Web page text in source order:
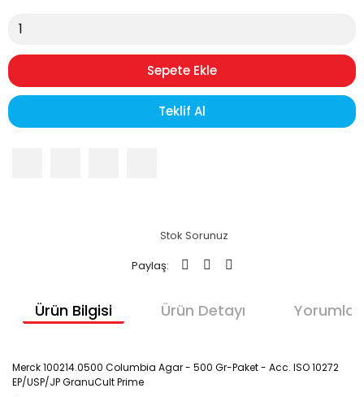
Sepete Ekle
Teklif Al
Stok Sorunuz
Paylaş:
Ürün Bilgisi Ürün Detayı Yorumlar
Merck 100214.0500 Columbia Agar - 500 Gr-Paket - Acc. ISO 10272
EP/USP/JP GranuCult Prime